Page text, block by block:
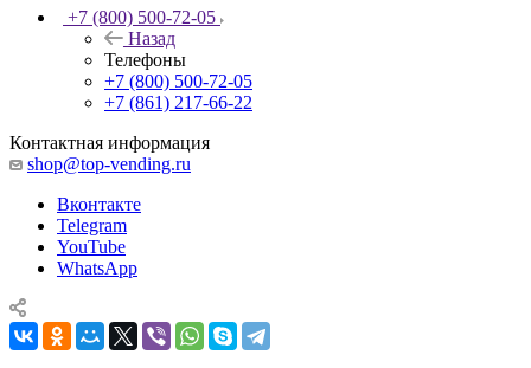
+7 (800) 500-72-05
Назад
Телефоны
+7 (800) 500-72-05
+7 (861) 217-66-22
Контактная информация
shop@top-vending.ru
Вконтакте
Telegram
YouTube
WhatsApp